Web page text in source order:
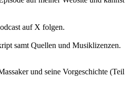
auf X folgen.
samt Quellen und Musiklizenzen.
und seine Vorgeschichte (Teil